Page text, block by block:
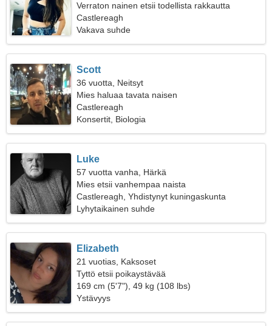
Verraton nainen etsii todellista rakkautta
Castlereagh
Vakava suhde
Scott
36 vuotta, Neitsyt
Mies haluaa tavata naisen
Castlereagh
Konsertit, Biologia
Luke
57 vuotta vanha, Härkä
Mies etsii vanhempaa naista
Castlereagh, Yhdistynyt kuningaskunta
Lyhytaikainen suhde
Elizabeth
21 vuotias, Kaksoset
Tyttö etsii poikaystävää
169 cm (5'7"), 49 kg (108 lbs)
Ystävyys